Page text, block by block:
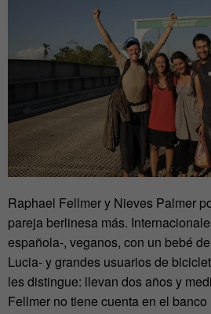
Raphael Fellmer y Nieves Palmer
pareja berlinesa más.
española-, veganos, con un bebé
Lucia- y grandes usuarios de
les distingue: llevan dos años y
Fellmer no tiene cuenta en el